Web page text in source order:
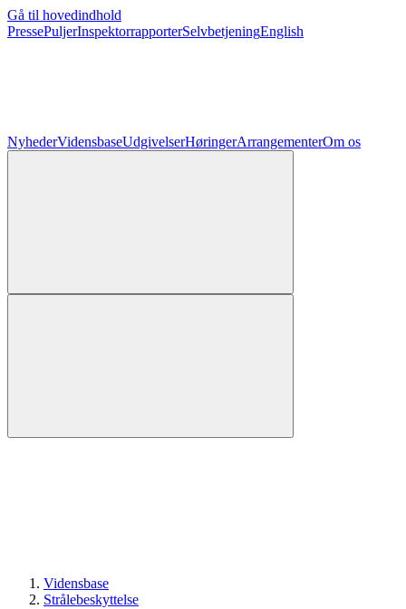
Gå til hovedindhold
PressePuljerInspektorrapporterSelvbetjeningEnglish
NyhederVidensbaseUdgivelserHøringerArrangementerOm os
Vidensbase
Strålebeskyttelse